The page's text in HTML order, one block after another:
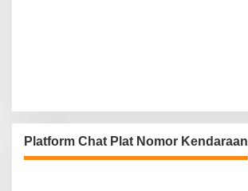
Platform Chat Plat Nomor Kendaraan